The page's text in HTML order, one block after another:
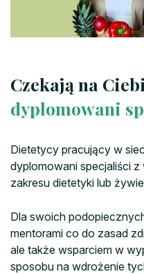
Czekają na
dyplomowani
Dietetycy pracujący w
dyplomowani specjaliści z
zakresu dietetyki lub
Dla swoich
mentorami co do zasad
ale także wsparciem w
sposobu na wdrożenie